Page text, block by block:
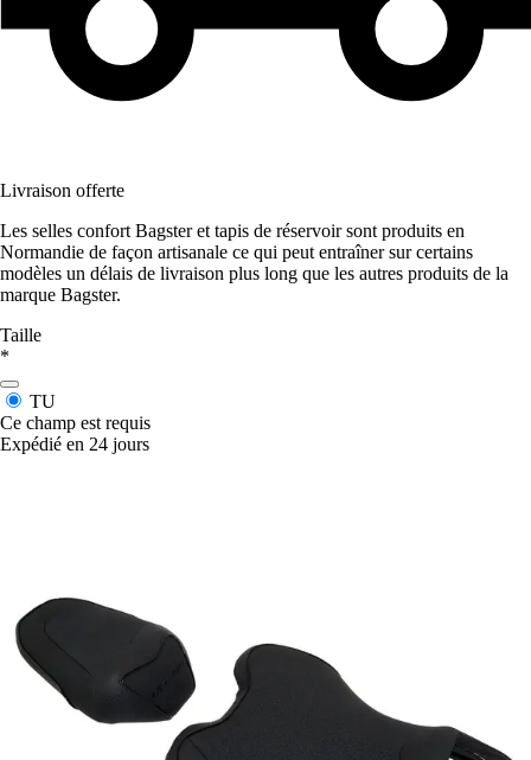
Livraison offerte
Les selles confort Bagster et tapis de réservoir sont produits en
Normandie de façon artisanale ce qui peut entraîner sur certains
modèles un délais de livraison plus long que les autres produits de la
marque Bagster.
Taille
*
TU
Ce champ est requis
Expédié en 24 jours